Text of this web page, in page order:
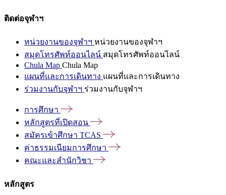
ติดต่อจุฬาฯ
หน่วยงานของจุฬาฯ หน่วยงานของจุฬาฯ
สมุดโทรศัพท์ออนไลน์ สมุดโทรศัพท์ออนไลน์
Chula Map Chula Map
แผนที่และการเดินทาง แผนที่และการเดินทาง
ร่วมงานกับจุฬาฯ ร่วมงานกับจุฬาฯ
การศึกษา
หลักสูตรที่เปิดสอน
สมัครเข้าศึกษา TCAS
ค่าธรรมเนียมการศึกษา
คณะและสำนักวิชา
หลักสูตร